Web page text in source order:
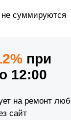
не суммируются
при
12:00
на ремонт
сайт